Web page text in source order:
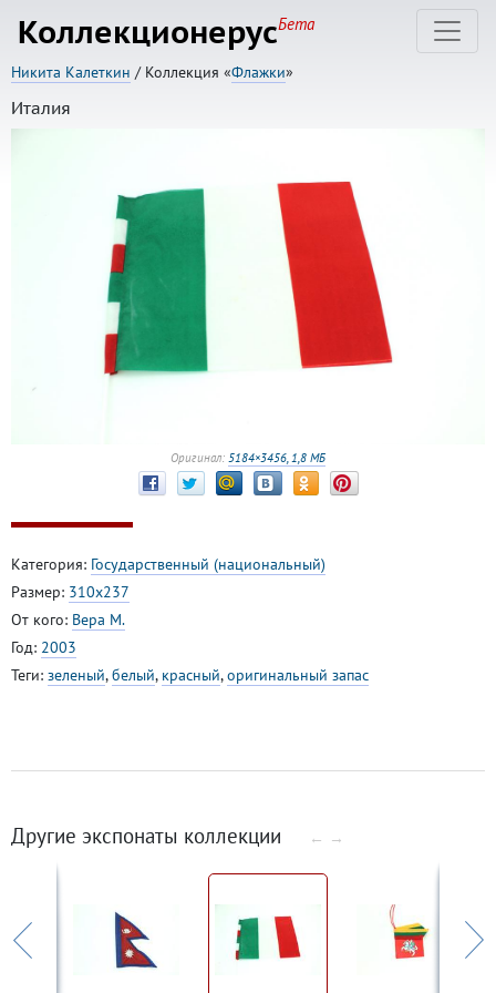
КоллекционерусБета
Никита Калеткин / Коллекция «Флажки»
Италия
Оригинал: 5184×3456, 1,8 МБ
Категория: Государственный (национальный)
Размер: 310х237
От кого: Вера М.
Год: 2003
Теги: зеленый,белый, красный,оригинальный запас
Другие экспонаты коллекции ← →